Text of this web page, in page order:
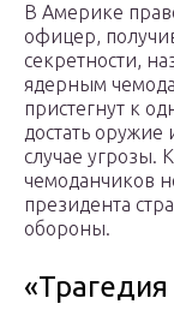
В Америке
офицер,
секретности,
ядерным
пристегнут к
достать оружие
случае угрозы.
чемоданчиков
президента
обороны.